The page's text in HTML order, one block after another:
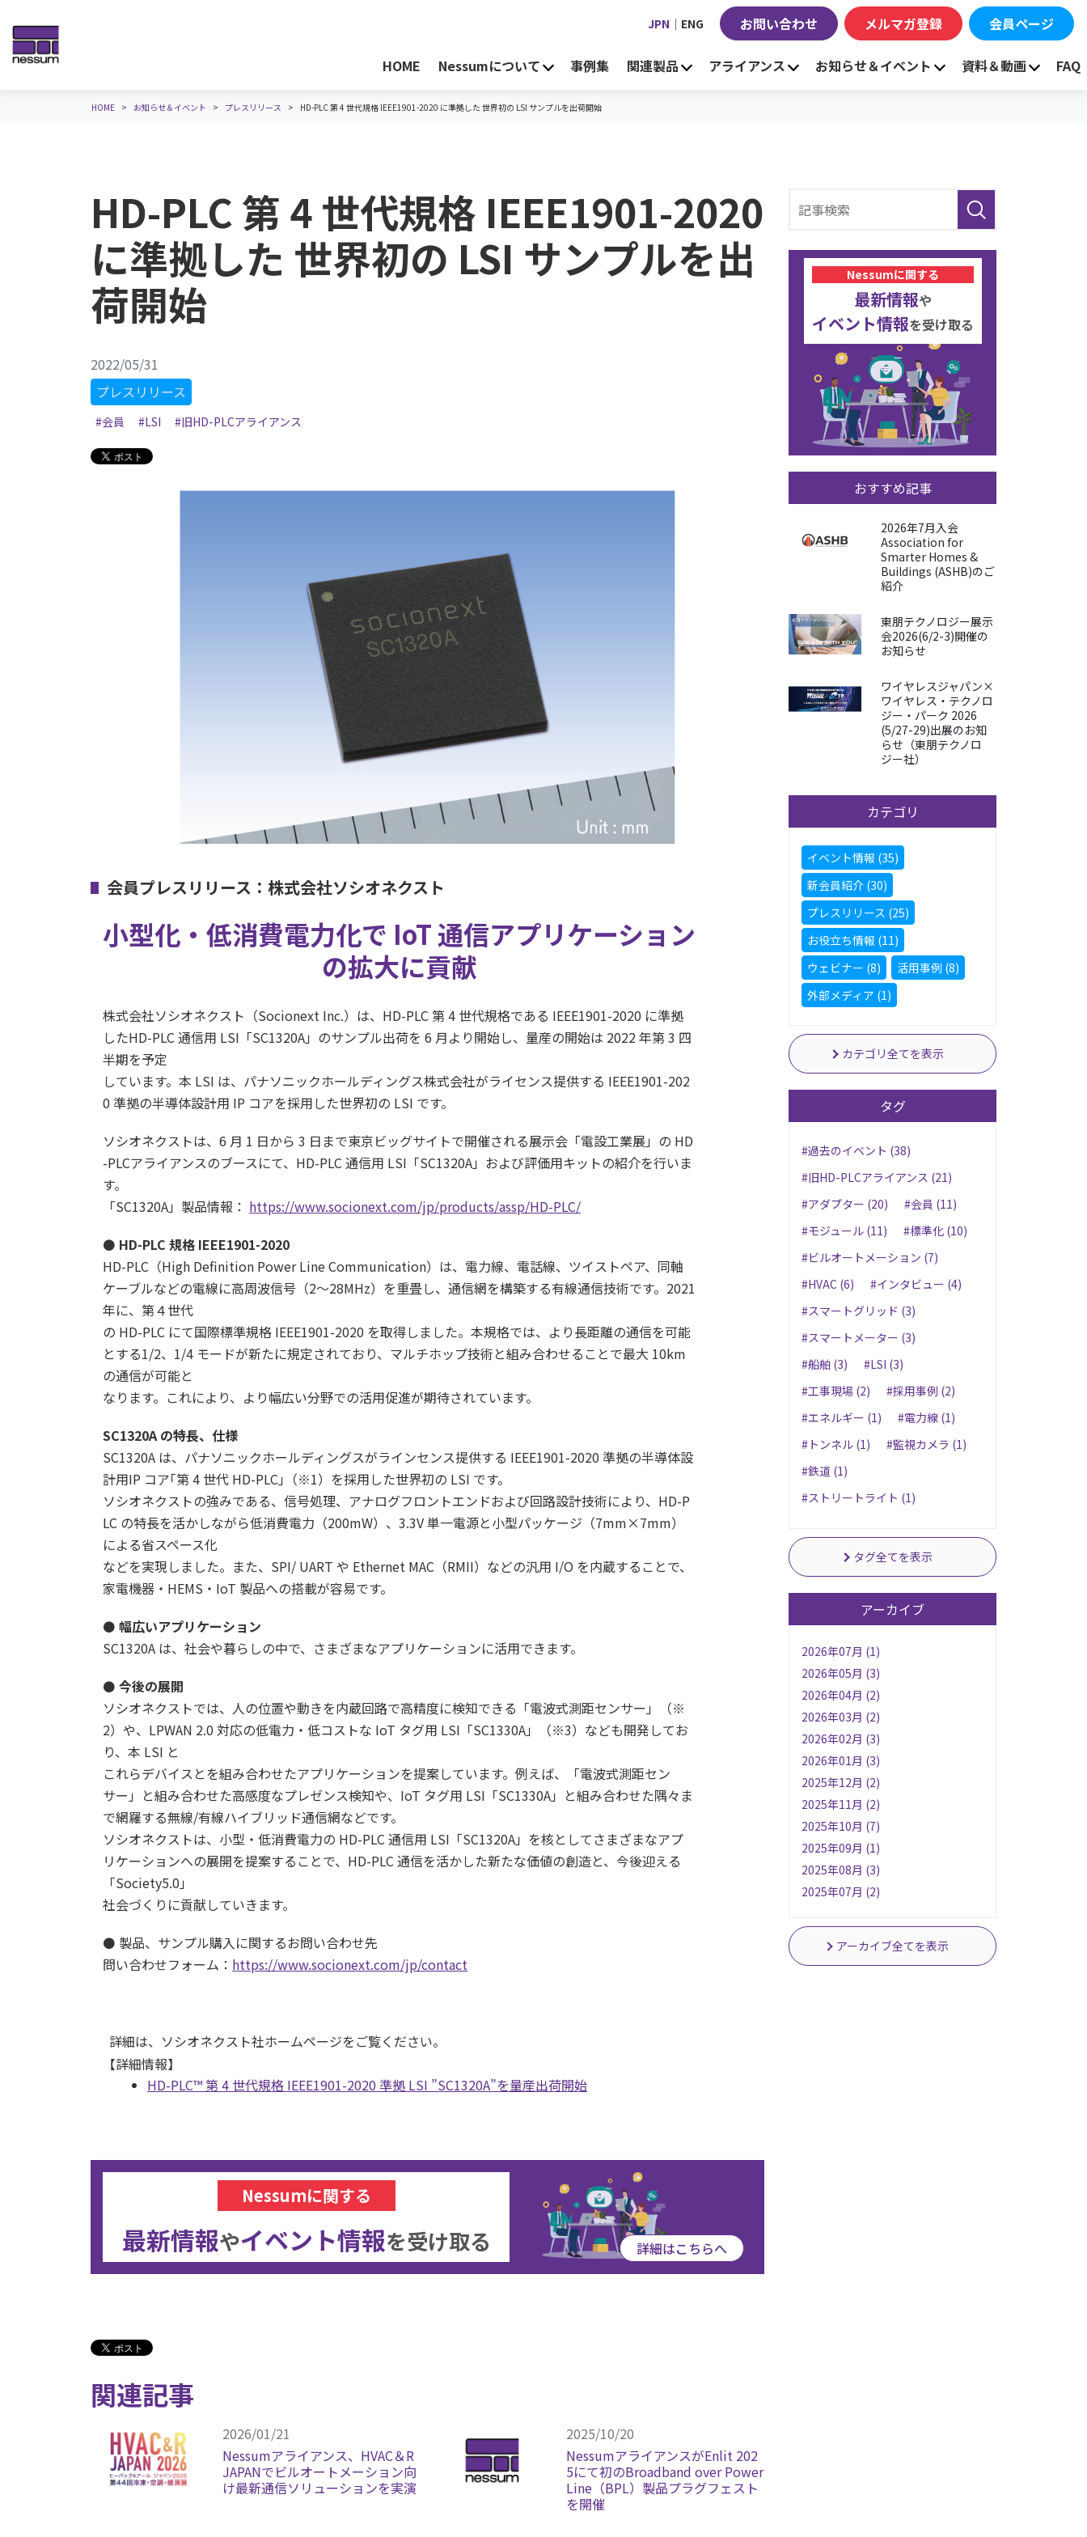
HOME Nessumについて 事例集 関連製品 アライアンス お知らせ＆イベント 資料＆動画 FAQ
JPN ｜ ENG お問い合わせ メルマガ登録 会員ページ
HOME お知らせ＆イベント プレスリリース HD-PLC 第 4 世代規格 IEEE1901-2020 に準拠した 世界初の LSI サンプルを出荷開始
HD-PLC 第 4 世代規格 IEEE1901-2020
に準拠した 世界初の LSI サンプルを出
荷開始
2022/05/31
プレスリリース
#会員 #LSI #旧HD-PLCアライアンス
会員プレスリリース：株式会社ソシオネクスト
小型化・低消費電力化で IoT 通信アプリケーション
の拡大に貢献
株式会社ソシオネクスト（Socionext Inc.）は、HD-PLC 第 4 世代規格である IEEE1901-2020 に準拠
したHD-PLC 通信用 LSI「SC1320A」のサンプル出荷を 6 月より開始し、量産の開始は 2022 年第 3 四
半期を予定
しています。本 LSI は、パナソニックホールディングス株式会社がライセンス提供する IEEE1901-202
0 準拠の半導体設計用 IP コアを採用した世界初の LSI です。
ソシオネクストは、6 月 1 日から 3 日まで東京ビッグサイトで開催される展示会「電設工業展」の HD
-PLCアライアンスのブースにて、HD-PLC 通信用 LSI「SC1320A」および評価用キットの紹介を行いま
す。
「SC1320A」製品情報： https://www.socionext.com/jp/products/assp/HD-PLC/
⚫ HD-PLC 規格 IEEE1901-2020
HD-PLC（High Definition Power Line Communication）は、電力線、電話線、ツイストペア、同軸
ケーブルなどの電線に高周波信号（2～28MHz）を重畳し、通信網を構築する有線通信技術です。2021
年に、第４世代
の HD-PLC にて国際標準規格 IEEE1901-2020 を取得しました。本規格では、より長距離の通信を可能
とする1/2、1/4 モードが新たに規定されており、マルチホップ技術と組み合わせることで最大 10km
の通信が可能と
なります。これにより、より幅広い分野での活用促進が期待されています。
SC1320A の特長、仕様
SC1320A は、パナソニックホールディングスがラインセンス提供する IEEE1901-2020 準拠の半導体設
計用IP コア｢第 4 世代 HD-PLC｣（※1）を採用した世界初の LSI です。
ソシオネクストの強みである、信号処理、アナログフロントエンドおよび回路設計技術により、HD-P
LC の特長を活かしながら低消費電力（200mW）、3.3V 単一電源と小型パッケージ（7mm×7mm）
による省スペース化
などを実現しました。また、SPI/ UART や Ethernet MAC（RMII）などの汎用 I/O を内蔵することで、
家電機器・HEMS・IoT 製品への搭載が容易です。
⚫ 幅広いアプリケーション
SC1320A は、社会や暮らしの中で、さまざまなアプリケーションに活用できます。
⚫ 今後の展開
ソシオネクストでは、人の位置や動きを内蔵回路で高精度に検知できる「電波式測距センサー」（※
2）や、LPWAN 2.0 対応の低電力・低コストな IoT タグ用 LSI「SC1330A」（※3）なども開発してお
り、本 LSI と
これらデバイスとを組み合わせたアプリケーションを提案しています。例えば、「電波式測距セン
サー」と組み合わせた高感度なプレゼンス検知や、IoT タグ用 LSI「SC1330A」と組み合わせた隅々ま
で網羅する無線/有線ハイブリッド通信網などです。
ソシオネクストは、小型・低消費電力の HD-PLC 通信用 LSI「SC1320A」を核としてさまざまなアプ
リケーションへの展開を提案することで、HD-PLC 通信を活かした新たな価値の創造と、今後迎える
「Society5.0」
社会づくりに貢献していきます。
⚫ 製品、サンプル購入に関するお問い合わせ先
問い合わせフォーム： https://www.socionext.com/jp/contact
詳細は、ソシオネクスト社ホームページをご覧ください。
【詳細情報】
HD-PLC™ 第 4 世代規格 IEEE1901-2020 準拠 LSI ”SC1320A”を量産出荷開始
Nessumに関する
最新情報やイベント情報を受け取る 詳細はこちらへ
関連記事
2026/01/21
Nessumアライアンス、HVAC＆R
JAPANでビルオートメーション向
け最新通信ソリューションを実演
2025/10/20
NessumアライアンスがEnlit 202
5にて初のBroadband over Power
Line（BPL）製品プラグフェスト
を開催
Nessumに関する
最新情報や
イベント情報を受け取る
おすすめ記事
2026年7月入会
Association for
Smarter Homes &
Buildings (ASHB)のご
紹介
東朋テクノロジー展示
会2026(6/2-3)開催の
お知らせ
ワイヤレスジャパン×
ワイヤレス・テクノロ
ジー・パーク 2026
(5/27-29)出展のお知
らせ（東朋テクノロ
ジー社）
カテゴリ
イベント情報 (35)
新会員紹介 (30)
プレスリリース (25)
お役立ち情報 (11)
ウェビナー (8)
活用事例 (8)
外部メディア (1)
カテゴリ全てを表示
タグ
#過去のイベント (38)
#旧HD-PLCアライアンス (21)
#アダプター (20)
#会員 (11)
#モジュール (11)
#標準化 (10)
#ビルオートメーション (7)
#HVAC (6)
#インタビュー (4)
#スマートグリッド (3)
#スマートメーター (3)
#船舶 (3)
#LSI (3)
#工事現場 (2)
#採用事例 (2)
#エネルギー (1)
#電力線 (1)
#トンネル (1)
#監視カメラ (1)
#鉄道 (1)
#ストリートライト (1)
タグ全てを表示
アーカイブ
2026年07月 (1)
2026年05月 (3)
2026年04月 (2)
2026年03月 (2)
2026年02月 (3)
2026年01月 (3)
2025年12月 (2)
2025年11月 (2)
2025年10月 (7)
2025年09月 (1)
2025年08月 (3)
2025年07月 (2)
アーカイブ全てを表示